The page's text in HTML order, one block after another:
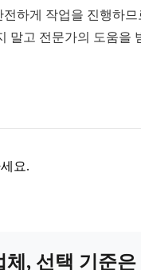
하게 작업을 진행하므
말고 전문가의 도움을
요.
체, 선택 기준은